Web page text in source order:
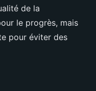
de la
le progrès, mais
pour éviter des